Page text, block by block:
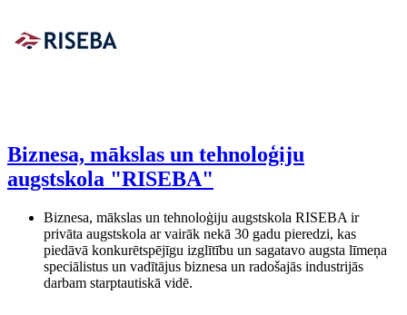
Biznesa, mākslas un tehnoloģiju
augstskola "RISEBA"
Biznesa, mākslas un tehnoloģiju augstskola RISEBA ir
privāta augstskola ar vairāk nekā 30 gadu pieredzi, kas
piedāvā konkurētspējīgu izglītību un sagatavo augsta līmeņa
speciālistus un vadītājus biznesa un radošajās industrijās
darbam starptautiskā vidē.